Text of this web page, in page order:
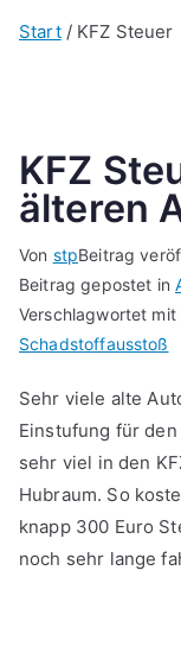
Start KFZ Steuer
KFZ
älteren
Von stpBeitrag
Beitrag gepostet in
Verschlagwortet mit
Schadstoffausstoß
Sehr viele alte
Einstufung für
sehr viel in den
Hubraum. So
knapp 300 Euro
noch sehr lange